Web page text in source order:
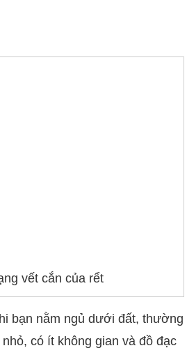
vết cắn của rểt
bạn nằm ngủ dưới đất, thường
có ít không gian và đồ đạc